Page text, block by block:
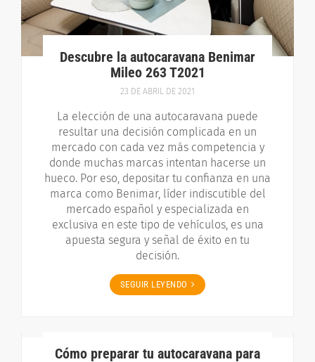
Descubre la autocaravana Benimar
Mileo 263 T2021
23 DE ABRIL DE 2021
La elección de una autocaravana puede
resultar una decisión complicada en un
mercado con cada vez más competencia y
donde muchas marcas intentan hacerse un
hueco. Por eso, depositar tu confianza en una
marca como Benimar, líder indiscutible del
mercado español y especializada en
exclusiva en este tipo de vehículos, es una
apuesta segura y señal de éxito en tu
decisión.
SEGUIR LEYENDO
Cómo preparar tu autocaravana para